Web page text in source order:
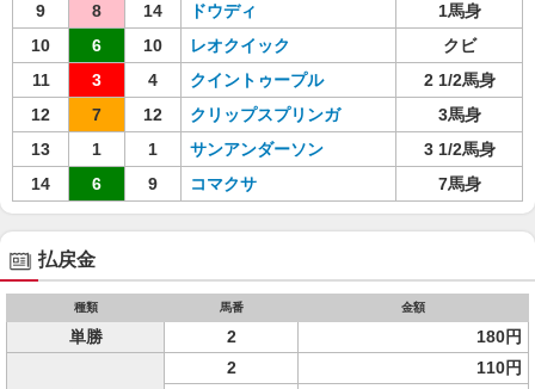
9
8 14 ドウディ
1馬身
10
6 10 レオクイック
クビ
11
3 4 クイントゥープル
2 1/2馬身
12
7 12 クリップスプリンガ
3馬身
13
1 1 サンアンダーソン
3 1/2馬身
14
6 9 コマクサ 7馬身
払戻金
種類 馬番 金額
単勝 2 180円
2
110円